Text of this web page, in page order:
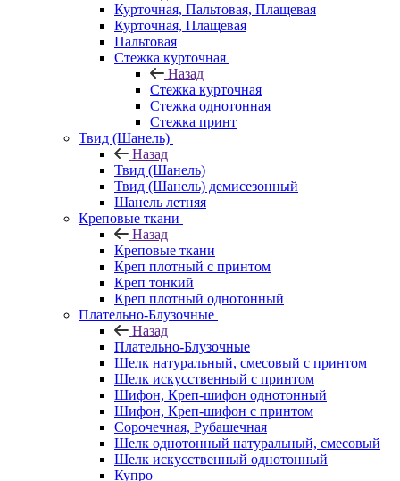
Курточная, Пальтовая, Плащевая
Курточная, Плащевая
Пальтовая
Стежка курточная
Назад
Стежка курточная
Стежка однотонная
Стежка принт
Твид (Шанель)
Назад
Твид (Шанель)
Твид (Шанель) демисезонный
Шанель летняя
Креповые ткани
Назад
Креповые ткани
Креп плотный с принтом
Креп тонкий
Креп плотный однотонный
Плательно-Блузочные
Назад
Плательно-Блузочные
Шелк натуральный, смесовый с принтом
Шелк искусственный с принтом
Шифон, Креп-шифон однотонный
Шифон, Креп-шифон с принтом
Сорочечная, Рубашечная
Шелк однотонный натуральный, смесовый
Шелк искусственный однотонный
Купро